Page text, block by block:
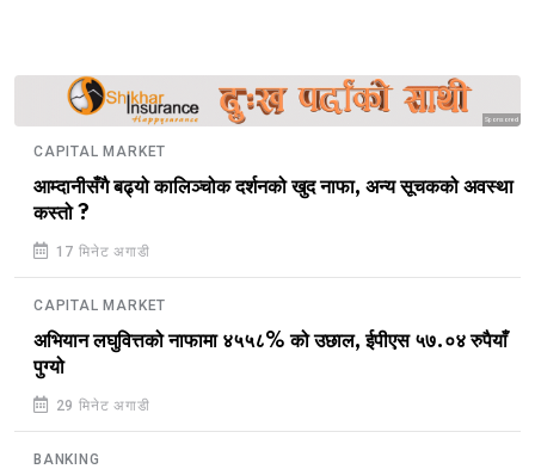
Sponsored
CAPITAL MARKET
आम्दानीसँगै बढ्यो कालिञ्चोक दर्शनको खुद नाफा, अन्य सूचकको अवस्था
कस्तो ?
17 मिनेट अगाडी
CAPITAL MARKET
अभियान लघुवित्तको नाफामा ४५५८% को उछाल, ईपीएस ५७.०४ रुपैयाँ
पुग्यो
29 मिनेट अगाडी
BANKING